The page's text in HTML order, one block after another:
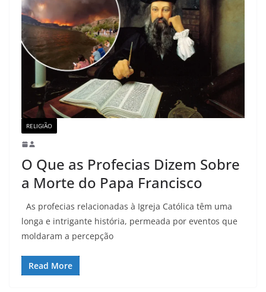
RELIGIÃO
O Que as Profecias Dizem Sobre
a Morte do Papa Francisco
As profecias relacionadas à Igreja Católica têm uma
longa e intrigante história, permeada por eventos que
moldaram a percepção
Read More